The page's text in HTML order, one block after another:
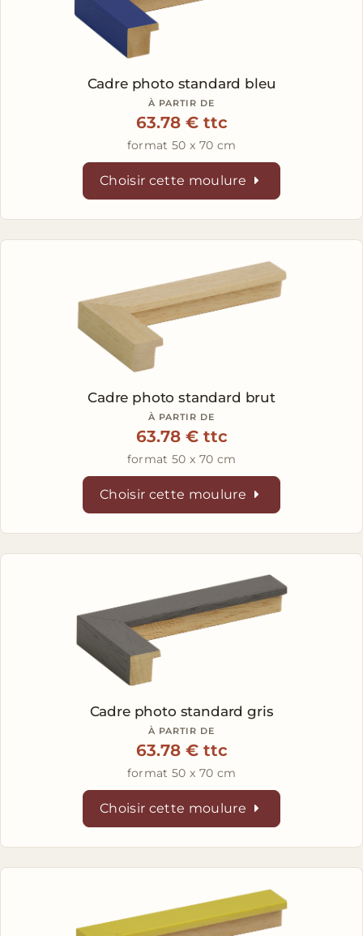
Cadre photo standard bleu
À PARTIR DE
63.78 € ttc
format 50 x 70 cm
Choisir cette moulure
Cadre photo standard brut
À PARTIR DE
63.78 € ttc
format 50 x 70 cm
Choisir cette moulure
Cadre photo standard gris
À PARTIR DE
63.78 € ttc
format 50 x 70 cm
Choisir cette moulure